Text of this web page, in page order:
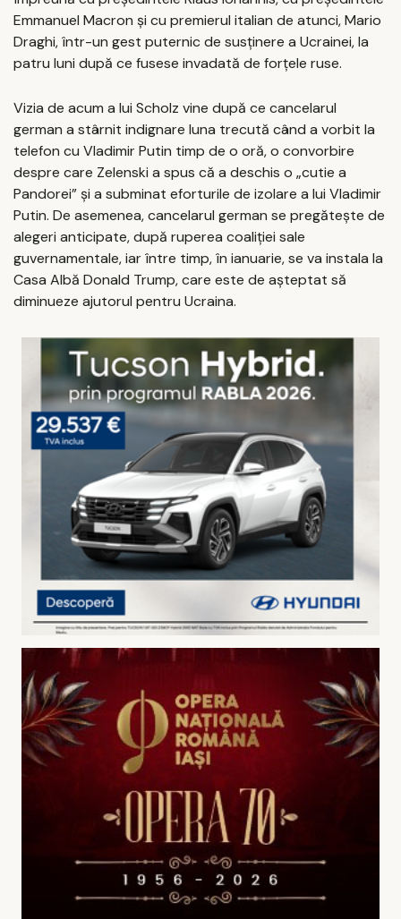
Emmanuel Macron şi cu premierul italian de atunci, Mario
Draghi, într-un gest puternic de susţinere a Ucrainei, la
patru luni după ce fusese invadată de forţele ruse.
Vizia de acum a lui Scholz vine după ce cancelarul
german a stârnit indignare luna trecută când a vorbit la
telefon cu Vladimir Putin timp de o oră, o convorbire
despre care Zelenski a spus că a deschis o „cutie a
Pandorei” şi a subminat eforturile de izolare a lui Vladimir
Putin. De asemenea, cancelarul german se pregăteşte de
alegeri anticipate, după ruperea coaliţiei sale
guvernamentale, iar între timp, în ianuarie, se va instala la
Casa Albă Donald Trump, care este de aşteptat să
diminueze ajutorul pentru Ucraina.